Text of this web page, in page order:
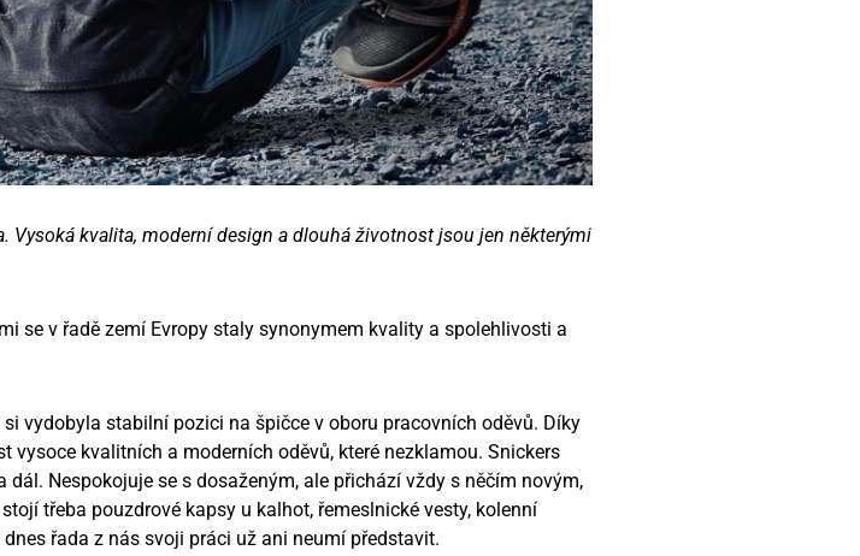
Vysoká kvalita, moderní design a dlouhá životnost jsou jen některými
se v řadě zemí Evropy staly synonymem kvality a spolehlivosti a
vydobyla stabilní pozici na špičce v oboru pracovních oděvů. Díky
kvalitních a moderních oděvů, které nezklamou. Snickers
Nespokojuje se s dosaženým, ale přichází vždy s něčím novým,
třeba pouzdrové kapsy u kalhot, řemeslnické vesty, kolenní
řada z nás svoji práci už ani neumí představit.